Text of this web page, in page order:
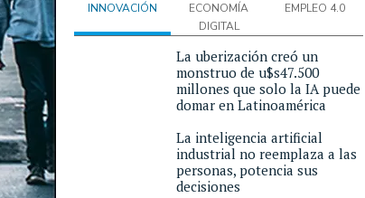
INNOVACIÓN
ECONOMÍA
DIGITAL
EMPLEO 4.0
La uberización creó un
monstruo de u$s47.500
millones que solo la IA puede
domar en Latinoamérica
La inteligencia artificial
industrial no reemplaza a las
personas, potencia sus
decisiones